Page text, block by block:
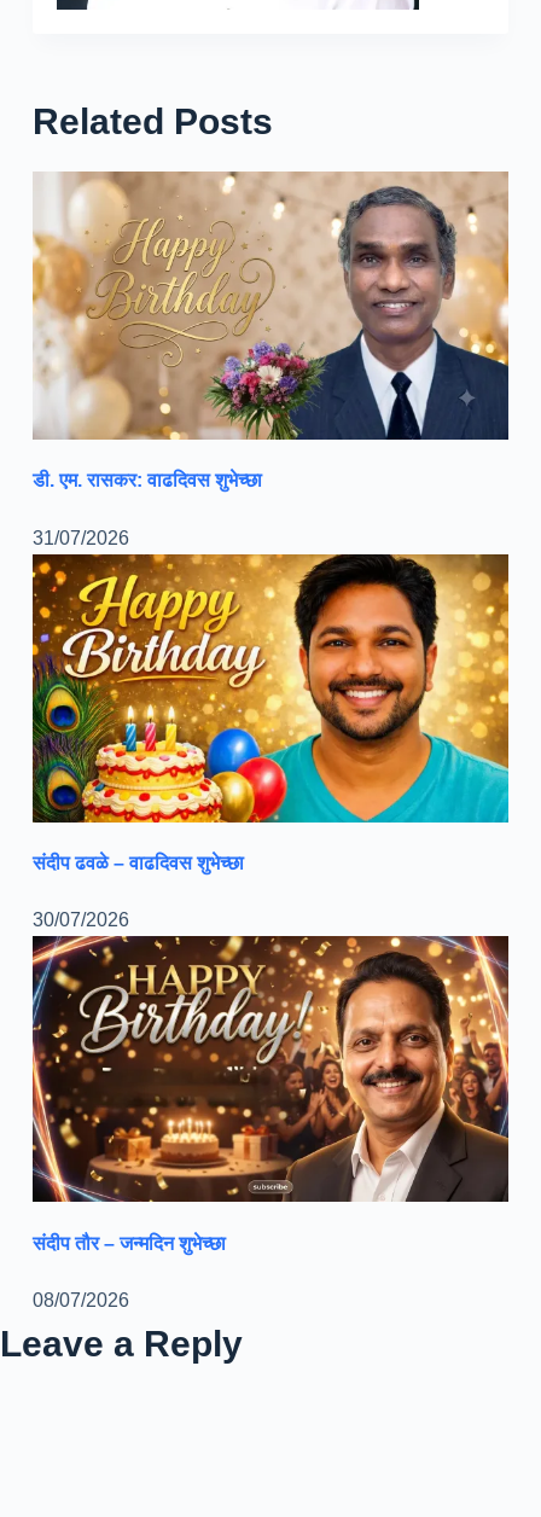
Related Posts
डी. एम. रासकर: वाढदिवस शुभेच्छा
31/07/2026
संदीप ढवळे – वाढदिवस शुभेच्छा
30/07/2026
संदीप तौर – जन्मदिन शुभेच्छा
08/07/2026
Leave a Reply